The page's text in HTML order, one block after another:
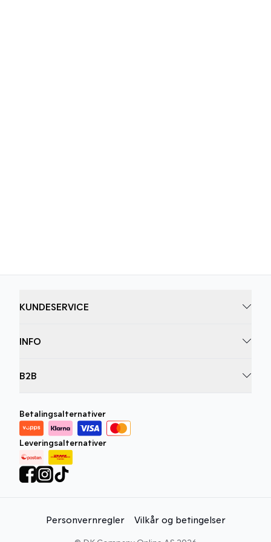
KUNDESERVICE
INFO
B2B
Betalingsalternativer
Leveringsalternativer
Personvernregler Vilkår og betingelser